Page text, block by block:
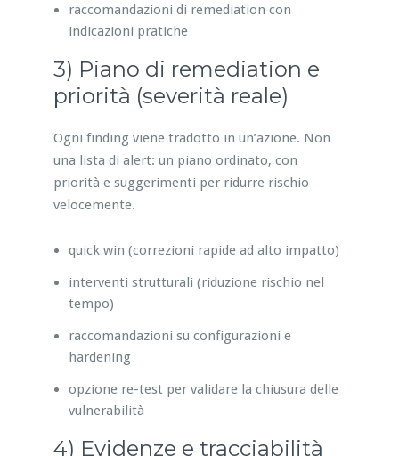
raccomandazioni di remediation con
indicazioni pratiche
3) Piano di remediation e
priorità (severità reale)
Ogni finding viene tradotto in un’azione. Non
una lista di alert: un piano ordinato, con
priorità e suggerimenti per ridurre rischio
velocemente.
quick win (correzioni rapide ad alto impatto)
interventi strutturali (riduzione rischio nel
tempo)
raccomandazioni su configurazioni e
hardening
opzione re-test per validare la chiusura delle
vulnerabilità
4) Evidenze e tracciabilità